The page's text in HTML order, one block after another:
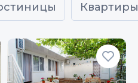
Квартиры